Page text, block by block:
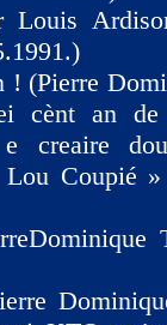
Louis
! (Pierre
cènt an de
creaire
Lou Coupié